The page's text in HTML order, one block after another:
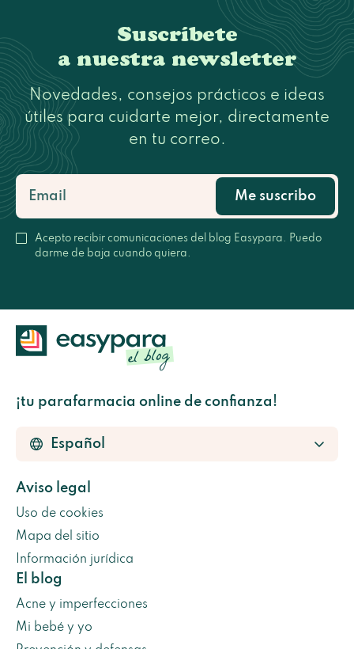
Suscríbete
a nuestra newsletter
Novedades, consejos prácticos e ideas
útiles para cuidarte mejor, directamente
en tu correo.
Acepto recibir comunicaciones del blog Easypara. Puedo
darme de baja cuando quiera.
Me suscribo
¡tu parafarmacia online de confianza!
Aviso legal
Uso de cookies
Mapa del sitio
Información jurídica
El blog
Acne y imperfecciones
Mi bebé y yo